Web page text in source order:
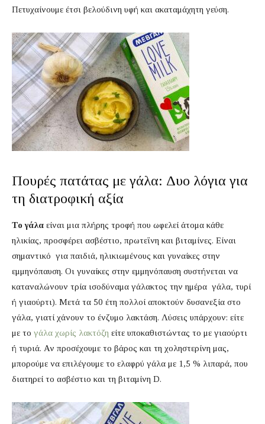
Πετυχαίνουμε έτσι βελούδινη υφή και ακαταμάχητη γεύση.
Πουρές πατάτας με γάλα: Δυο λόγια για
τη διατροφική αξία
Το γάλα είναι μια πλήρης τροφή που ωφελεί άτομα κάθε
ηλικίας, προσφέρει ασβέστιο, πρωτεΐνη και βιταμίνες. Είναι
σημαντικό για παιδιά, ηλικιωμένους και γυναίκες στην
εμμηνόπαυση. Οι γυναίκες στην εμμηνόπαυση συστήνεται να
καταναλώνουν τρία ισοδύναμα γάλακτος την ημέρα γάλα, τυρί
ή γιαούρτι). Μετά τα 50 έτη πολλοί αποκτούν δυσανεξία στο
γάλα, γιατί χάνουν το ένζυμο λακτάση. Λύσεις υπάρχουν: είτε
με το γάλα χωρίς λακτόζη είτε υποκαθιστώντας το με γιαούρτι
ή τυριά. Αν προσέχουμε το βάρος και τη χοληστερίνη μας,
μπορούμε να επιλέγουμε το ελαφρύ γάλα με 1,5 % λιπαρά, που
διατηρεί το ασβέστιο και τη βιταμίνη D.